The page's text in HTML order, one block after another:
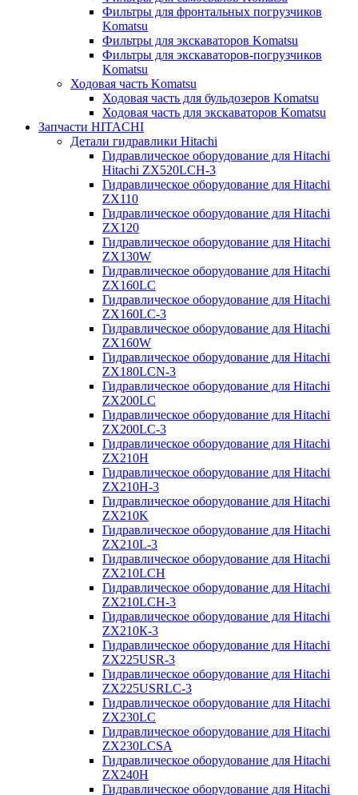
Фильтры для фронтальных погрузчиков
Komatsu
Фильтры для экскаваторов Komatsu
Фильтры для экскаваторов-погрузчиков
Komatsu
Ходовая часть Komatsu
Ходовая часть для бульдозеров Komatsu
Ходовая часть для экскаваторов Komatsu
Запчасти HITACHI
Детали гидравлики Hitachi
Гидравлическое оборудование для Hitachi
Hitachi ZX520LCH-3
Гидравлическое оборудование для Hitachi
ZX110
Гидравлическое оборудование для Hitachi
ZX120
Гидравлическое оборудование для Hitachi
ZX130W
Гидравлическое оборудование для Hitachi
ZX160LC
Гидравлическое оборудование для Hitachi
ZX160LC-3
Гидравлическое оборудование для Hitachi
ZX160W
Гидравлическое оборудование для Hitachi
ZX180LCN-3
Гидравлическое оборудование для Hitachi
ZX200LC
Гидравлическое оборудование для Hitachi
ZX200LC-3
Гидравлическое оборудование для Hitachi
ZX210H
Гидравлическое оборудование для Hitachi
ZX210H-3
Гидравлическое оборудование для Hitachi
ZX210K
Гидравлическое оборудование для Hitachi
ZX210L-3
Гидравлическое оборудование для Hitachi
ZX210LCH
Гидравлическое оборудование для Hitachi
ZX210LCH-3
Гидравлическое оборудование для Hitachi
ZX210К-3
Гидравлическое оборудование для Hitachi
ZX225USR-3
Гидравлическое оборудование для Hitachi
ZX225USRLC-3
Гидравлическое оборудование для Hitachi
ZX230LC
Гидравлическое оборудование для Hitachi
ZX230LCSA
Гидравлическое оборудование для Hitachi
ZX240H
Гидравлическое оборудование для Hitachi